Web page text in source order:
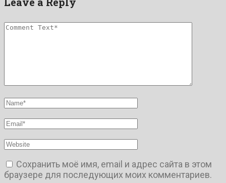
Сохранить моё имя, email и адрес сайта в этом
браузере для последующих моих комментариев.